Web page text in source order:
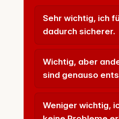
Sehr wichtig, ich
dadurch sicherer.
Wichtig, aber
sind genauso
Weniger wichtig,